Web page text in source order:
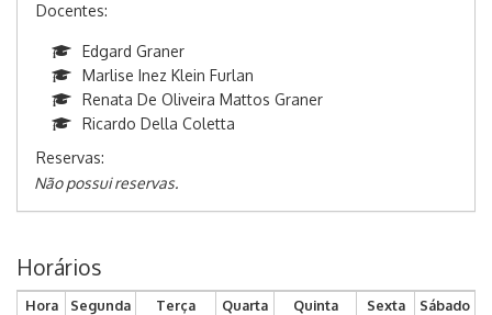
Docentes:
Edgard Graner
Marlise Inez Klein Furlan
Renata De Oliveira Mattos Graner
Ricardo Della Coletta
Reservas:
Não possui reservas.
Horários
Hora Segunda Terça Quarta Quinta Sexta
Sábado